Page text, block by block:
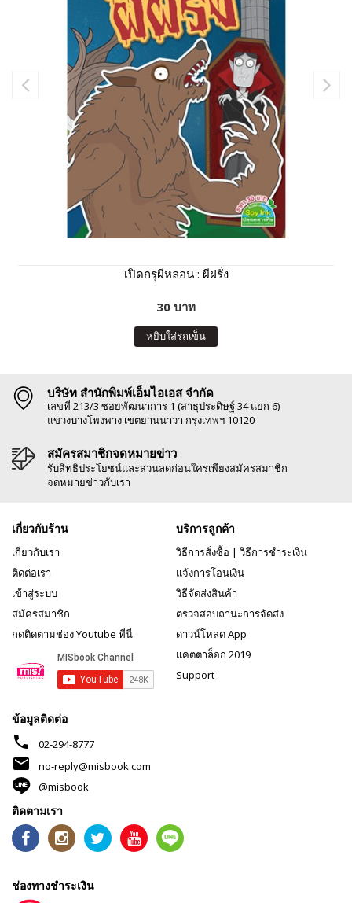
เปิดกรุผีหลอน : ผีฝรั่ง
30 บาท
หยิบใส่รถเข็น
บริษัท สำนักพิมพ์เอ็มไอเอส จำกัด
เลขที่ 213/3 ซอยพัฒนาการ 1 (สาธุประดิษฐ์ 34 แยก 6)
แขวงบางโพงพาง เขตยานนาวา กรุงเทพฯ 10120
สมัครสมาชิกจดหมายข่าว
รับสิทธิประโยชน์และส่วนลดก่อนใครเพียงสมัครสมาชิก
จดหมายข่าวกับเรา
เกี่ยวกับร้าน
เกี่ยวกับเรา
ติดต่อเรา
เข้าสู่ระบบ
สมัครสมาชิก
กดติดตามช่อง Youtube ที่นี่
บริการลูกค้า
วิธีการสั่งซื้อ | วิธีการชำระเงิน
แจ้งการโอนเงิน
วิธีจัดส่งสินค้า
ตรวจสอบถานะการจัดส่ง
ดาวน์โหลด App
แคตตาล็อก 2019
Support
ข้อมูลติดต่อ
phone 02-294-8777
mail
no-reply@misbook.com
@misbook
ติดตามเรา
ช่องทางชำระเงิน